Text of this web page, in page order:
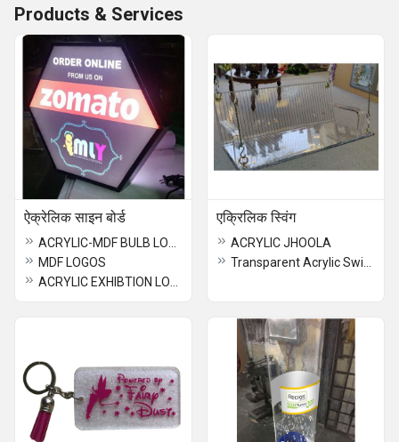
Products & Services
ऐक्रेलिक साइन बोर्ड
MDF LOGOS
एक्रिलिक स्विंग
ACRYLIC JHOOLA